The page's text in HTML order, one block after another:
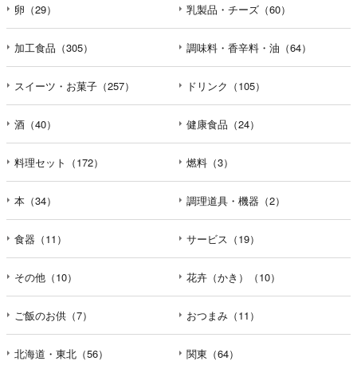
卵（29） 乳製品・チーズ（60）
加工食品（305） 調味料・香辛料・油（64）
スイーツ・お菓子（257） ドリンク（105）
酒（40） 健康食品（24）
料理セット（172） 燃料（3）
本（34） 調理道具・機器（2）
食器（11） サービス（19）
その他（10） 花卉（かき）（10）
ご飯のお供（7） おつまみ（11）
北海道・東北（56） 関東（64）